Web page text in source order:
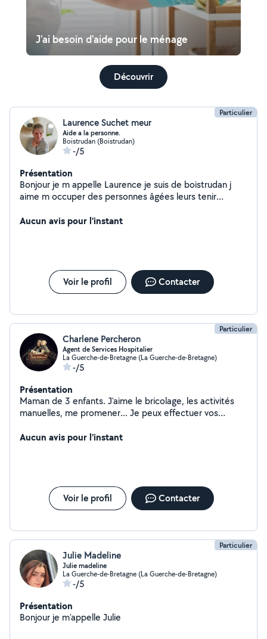
J'ai besoin d'aide pour le ménage
Découvrir
Particulier
Laurence Suchet meur
Aide a la personne.
Boistrudan (Boistrudan)
-/5
Présentation
Bonjour je m appelle Laurence je suis de boistrudan j
aime m occuper des personnes âgées leurs tenir
quotidiens j ai 7 ans expérience en auxiliaire de vie plus
sécurité avec moi vous pouvez être tranquille je veillerai
sur eux alors contactez moi. Je suis disponible aussi
pour aide ménagère. Je travaille en CESU Merci pour
Aucun avis pour l'instant
Voir le profil Contacter
Particulier
Charlene Percheron
Agent de Services Hospitalier
La Guerche-de-Bretagne (La Guerche-de-Bretagne)
-/5
Présentation
Maman de 3 enfants. J'aime le bricolage, les activités
manuelles, me promener... Je peux effectuer vos
quelques heures, une soirée.
Aucun avis pour l'instant
Voir le profil Contacter
Particulier
Julie Madeline
Julie madeline
La Guerche-de-Bretagne (La Guerche-de-Bretagne)
-/5
Présentation
Bonjour je m'appelle Julie